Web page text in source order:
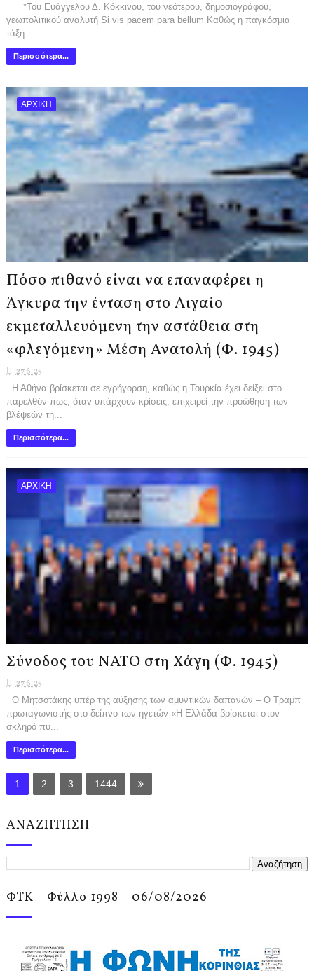
*Του Ευάγγελου Δ. Κόκκινου, του νεότερου, δημοσιογράφου,
γεωπολιτικού αναλυτή Si vis pacem para bellum Καθώς η παγκόσμια
τάξη ...
Περισσότερα...
ΑΡΧΙΚΗ
Πόσο πιθανό είναι να επαναφέρει η
Άγκυρα την ένταση στο Αιγαίο
εκμεταλλευόμενη την αστάθεια στη
«φλεγόμενη» Μέση Ανατολή (Φ. 1945)
27.6.25
Η Αθήνα βρίσκεται σε εγρήγορση, καθώς η Τουρκία έχει δείξει στο
παρελθόν πως, όταν υπάρχουν κρίσεις, επιχειρεί την προώθηση των
βλέψεών τη...
Περισσότερα...
ΑΡΧΙΚΗ
Σύνοδος του ΝΑΤΟ στη Χάγη (Φ. 1945)
27.6.25
Ο Μητσοτάκης υπέρ της αύξησης των αμυντικών δαπανών – Ο Τραμπ
πρωταγωνιστής στο δείπνο των ηγετών «Η Ελλάδα βρίσκεται στον
σκληρό πυ...
Περισσότερα...
1 2 3 1444
ΑΝΑΖΗΤΗΣΗ
ΦΤΚ - Φύλλο 1998 - 06/08/2026